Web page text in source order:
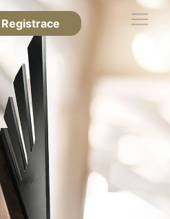
Registrace